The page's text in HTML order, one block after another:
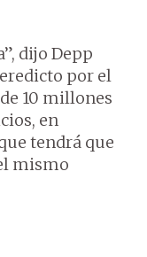
dijo Depp
por el
10 millones
en
tendrá que
mismo